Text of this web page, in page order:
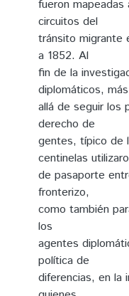
fueron
circuitos del
tránsito migrante
a 1852. Al
fin de la
diplomáticos, más
allá de seguir los
derecho de
gentes, típico de
centinelas
de pasaporte
fronterizo,
como también
los
agentes
política de
diferencias, en la